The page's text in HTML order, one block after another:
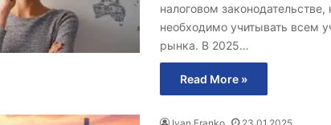
налоговом законодательстве,
необходимо учитывать всем
рынка. В 2025…
Read More »